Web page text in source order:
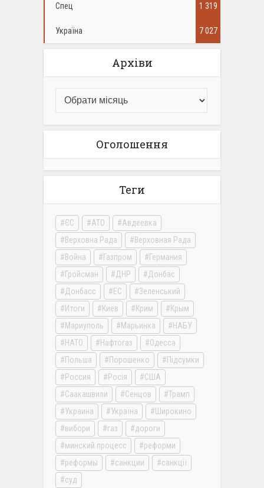
Спец 1 319
Україна 7 027
Архіви
Оголошення
Теги
ЄС АТО
Авдеевка
Верховна Рада
Верховная Рада
Война
Газпром
Германия
Гройсман
ДНР
Донбас
Донбасс
ЕС
Зеленський
Итоги
Киев Крим
Крым
Мариуполь
Марьинка
НАБУ
НАТО
Нафтогаз
Одесса
Польша
Порошенко
Підсумки
Россия
Росія
США
Саакашвили
Сенцов
Трамп
Украина
Україна
Широкино
вибори
газ
дороги
минский процесс
реформи
реформы
санкции
санкції
суд